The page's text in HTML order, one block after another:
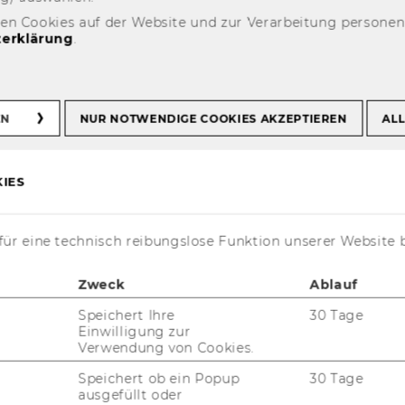
das in ver­schie­de­nen Arten von Ana­ly­
Kern­stückdie­ses Ver­fah­rens ist die
Kenn­zah­len oder KPIs sowie deren
ist es, et­wai­ge Un­ter­schie­de, Ab­wei­chun­
und im An­schluss et­wai­ge In­ef­fi­zi­
Cookies auf der Website und zur Verarbeitung
.
NUR NOTWENDIGE COOKIES AKZEPTIEREN
eine technisch reibungslose Funktion unserer Website
Zweck Ablauf
Speichert Ihre
Einwilligung zur
Verwendung von Cookies.
30 Tage
Speichert ob ein Popup
ausgefüllt oder
30 Tage